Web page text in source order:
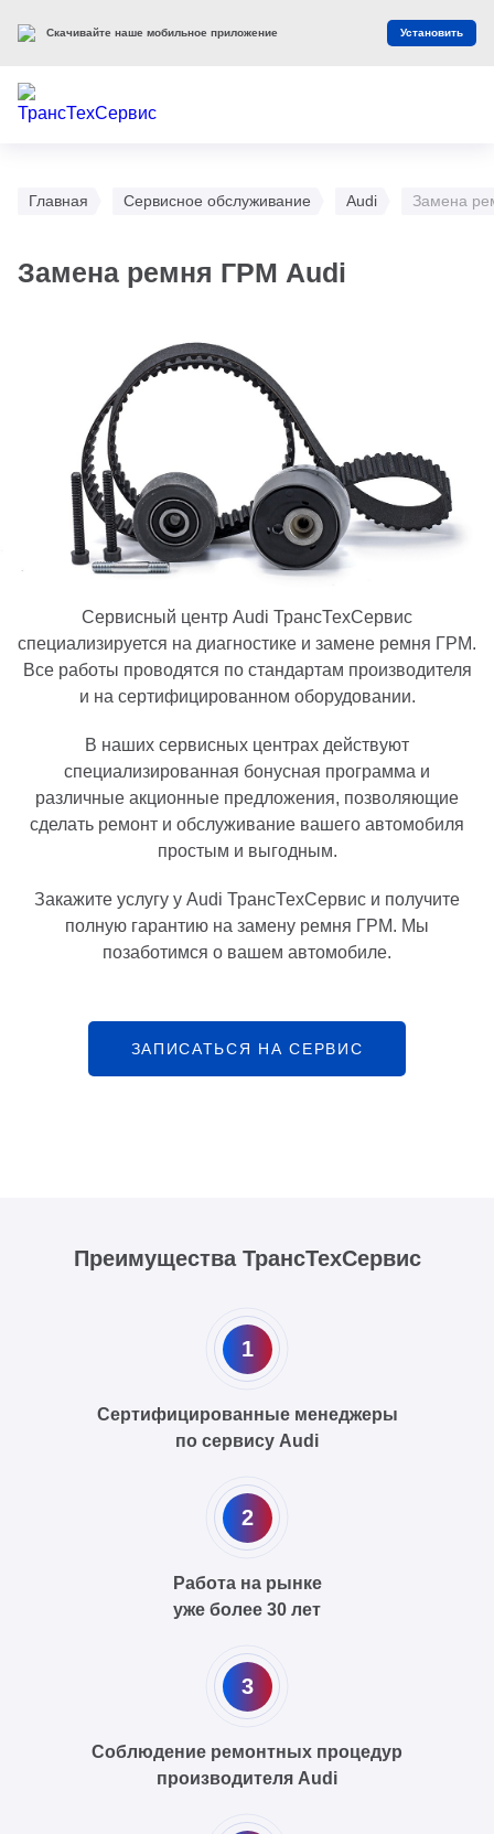
Главная Сервисное обслуживание Audi Замена
Замена ремня ГРМ Audi
Сервисный центр Audi ТрансТехСервис
специализируется на диагностике и замене ремня ГРМ.
Все работы проводятся по стандартам производителя
и на сертифицированном оборудовании.
В наших сервисных центрах действуют
специализированная бонусная программа и
различные акционные предложения, позволяющие
сделать ремонт и обслуживание вашего автомобиля
простым и выгодным.
Закажите услугу у Audi ТрансТехСервис и получите
полную гарантию на замену ремня ГРМ. Мы
позаботимся о вашем автомобиле.
ЗАПИСАТЬСЯ НА СЕРВИС
Преимущества ТрансТехСервис
1
Сертифицированные менеджеры
по сервису Audi
2
Работа на рынке
уже более 30 лет
3
Соблюдение ремонтных процедур
производителя Audi
Скачивайте наше мобильное приложение Установить